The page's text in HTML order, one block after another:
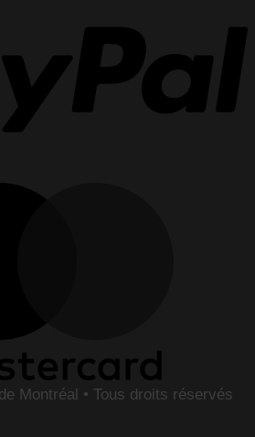
Montréal • Tous droits réservés